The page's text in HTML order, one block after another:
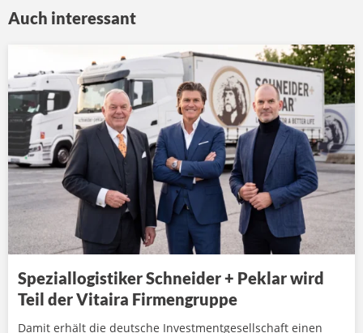
Auch interessant
Speziallogistiker Schneider + Peklar wird
Teil der Vitaira Firmengruppe
Damit erhält die deutsche Investmentgesellschaft einen